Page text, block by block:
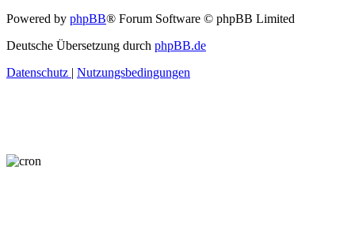
Powered by phpBB® Forum Software © phpBB Limited
Deutsche Übersetzung durch phpBB.de
Datenschutz | Nutzungsbedingungen